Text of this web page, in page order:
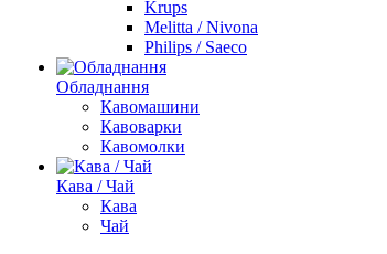
Krups
Melitta / Nivona
Philips / Saeco
Обладнання
Кавомашини
Кавоварки
Кавомолки
Кава / Чай
Кава
Чай